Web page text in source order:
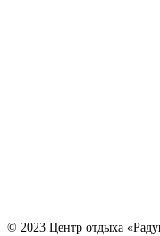
© 2023 Центр отдыха